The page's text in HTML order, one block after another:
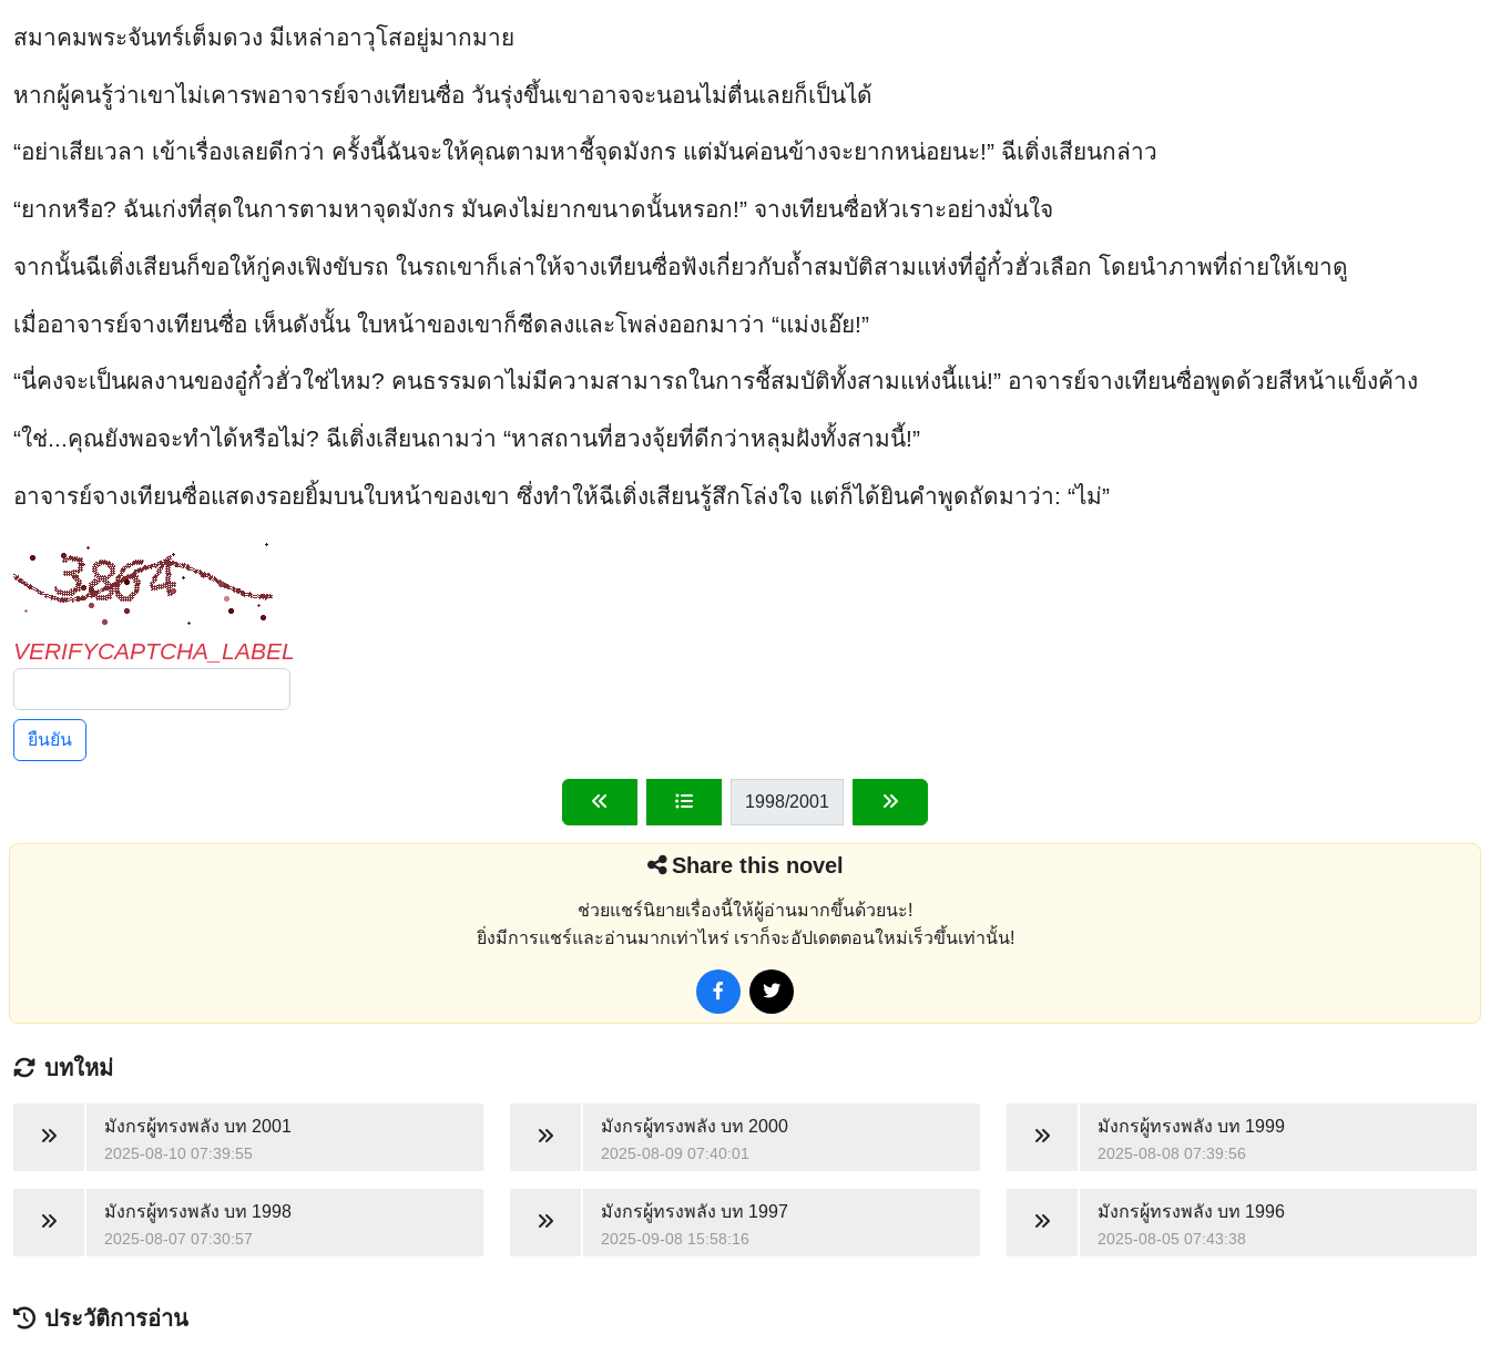
VERIFYCAPTCHA_LABEL
ยืนยัน
1998/2001
Share this novel
ช่วยแชร์นิยายเรื่องนี้ให้ผู้อ่านมากขึ้นด้วยนะ!
ยิ่งมีการแชร์และอ่านมากเท่าไหร่ เราก็จะอัปเดตตอนใหม่เร็วขึ้นเท่านั้น!
บทใหม่
มังกรผู้ทรงพลัง บท 2001
2025-08-10 07:39:55
มังกรผู้ทรงพลัง บท 2000
2025-08-09 07:40:01
มังกรผู้ทรงพลัง บท 1999
2025-08-08 07:39:56
มังกรผู้ทรงพลัง บท 1998
2025-08-07 07:30:57
มังกรผู้ทรงพลัง บท 1997
2025-09-08 15:58:16
มังกรผู้ทรงพลัง บท 1996
2025-08-05 07:43:38
ประวัติการอ่าน